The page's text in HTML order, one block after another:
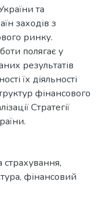
та
заходів з
ринку.
полягає у
результатів
їх діяльності
фінансового
Стратегії
страхування,
, фінансовий